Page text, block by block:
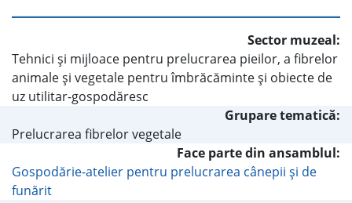
Sector muzeal:
Tehnici şi mijloace pentru prelucrarea pieilor, a fibrelor
animale şi vegetale pentru îmbrăcăminte şi obiecte de
uz utilitar-gospodăresc
Grupare tematică:
Prelucrarea fibrelor vegetale
Face parte din ansamblul:
Gospodărie-atelier pentru prelucrarea cânepii şi de
funărit